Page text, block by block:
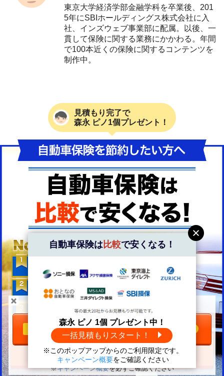
東京大学経済学部金融学科を卒業後、201
5年にSBIホールディングス株式会社に入
社、インズウェブ事業部に配属。以後、一
貫して保険に関する業務にかかわる。年間
で100本近くの保険に関するコンテンツを
制作中。
見積もり完了で
森永 ピノ1個プレゼント！
自動車保険は比較で安くなる！
森永 ピノ 1個 プレゼント中！
一括見積もりスタート！
※このポップアップからのご利用限定です。
キャンペーン概要をご確認ください
一括見積もりをする
森永 ピノ1個プレゼント中！
※キャンペーン概要を必ずご確認ください